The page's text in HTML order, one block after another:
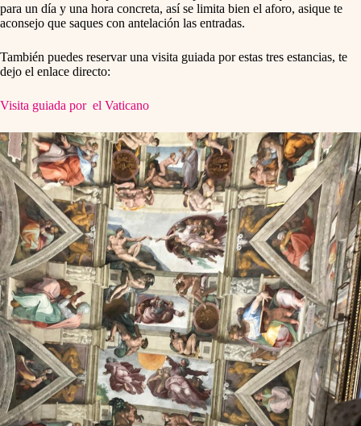
para un día y una hora concreta, así se limita bien el aforo, asique te
aconsejo que saques con antelación las entradas.
También puedes reservar una visita guiada por estas tres estancias, te
dejo el enlace directo:
Visita guiada por el Vaticano